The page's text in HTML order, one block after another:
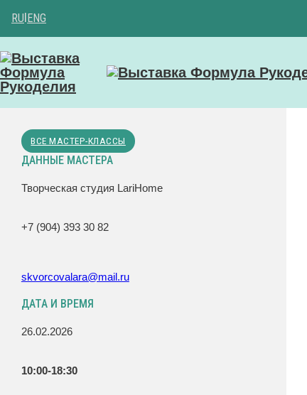
RU ENG
ВСЕ МАСТЕР-КЛАССЫ
ДАННЫЕ МАСТЕРА
Творческая студия LariHome
+7 (904) 393 30 82
skvorcovalara@mail.ru
ДАТА И ВРЕМЯ
26.02.2026
10:00-18:30